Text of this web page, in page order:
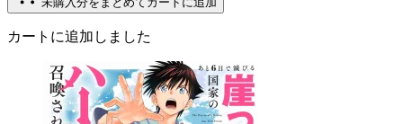
カートに追加しました